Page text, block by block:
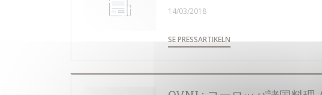
14/03/2018
SE PRESSARTIKELN